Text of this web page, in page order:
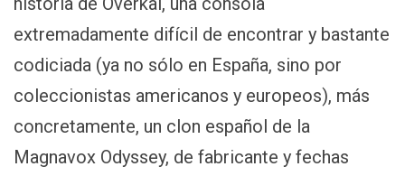
extremadamente difícil de encontrar y bastante
codiciada (ya no sólo en España, sino por
coleccionistas americanos y europeos), más
concretamente, un clon español de la
Magnavox Odyssey, de fabricante y fechas